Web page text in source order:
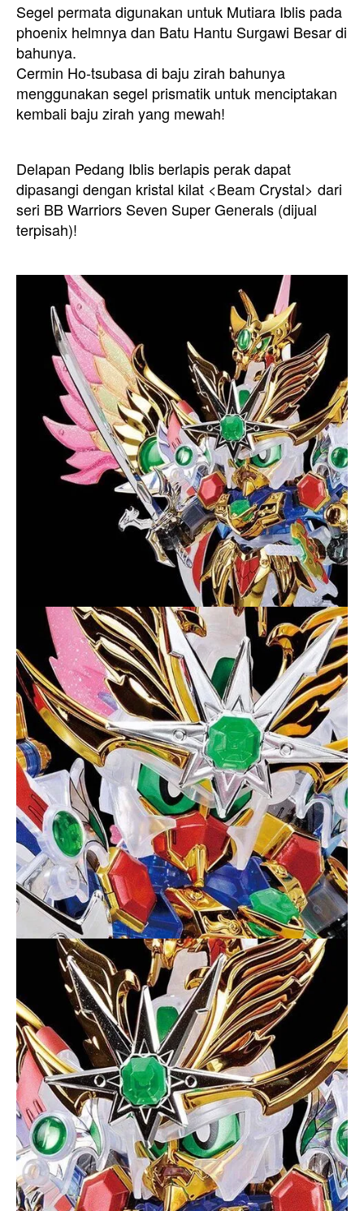
Segel permata digunakan untuk Mutiara Iblis pada
phoenix helmnya dan Batu Hantu Surgawi Besar di
bahunya.
Cermin Ho-tsubasa di baju zirah bahunya
menggunakan segel prismatik untuk menciptakan
kembali baju zirah yang mewah!
Delapan Pedang Iblis berlapis perak dapat
dipasangi dengan kristal kilat <Beam Crystal> dari
seri BB Warriors Seven Super Generals (dijual
terpisah)!